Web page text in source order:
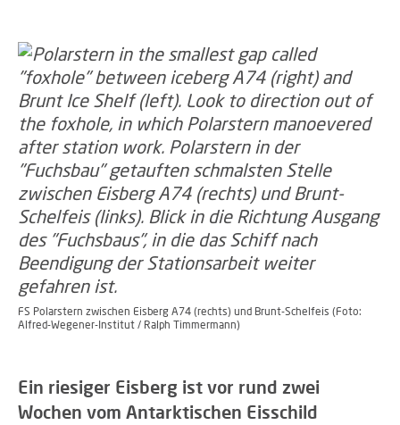
FS Polarstern zwischen Eisberg A74 (rechts) und Brunt-Schelfeis (Foto:
Alfred-Wegener-Institut / Ralph Timmermann)
Ein riesiger Eisberg ist vor rund zwei
Wochen vom Antarktischen Eisschild